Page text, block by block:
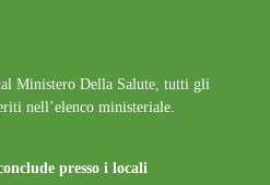
Ministero Della Salute, tutti gli
nell’elenco ministeriale.
presso i locali